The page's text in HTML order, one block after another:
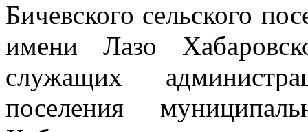
Бичевского сельского
имени Лазо
служащих
поселения